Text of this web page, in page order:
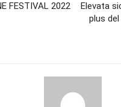
FESTIVAL 2022
Elevata
plus